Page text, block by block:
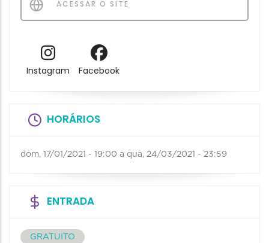
ACESSAR O SITE
Instagram Facebook
HORÁRIOS
dom, 17/01/2021 - 19:00 a qua, 24/03/2021 - 23:59
ENTRADA
GRATUITO